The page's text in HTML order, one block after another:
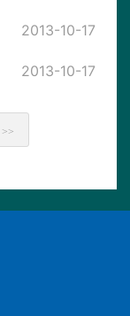
2013-10-17
2013-10-17
>>